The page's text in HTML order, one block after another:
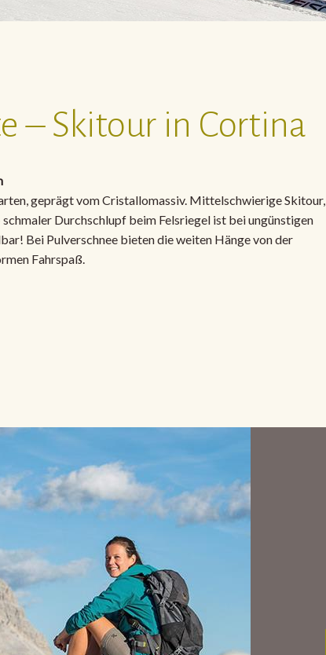
– Skitour in Cortina
geprägt vom Cristallomassiv. Mittelschwierige Skitour,
Durchschlupf beim Felsriegel ist bei ungünstigen
Bei Pulverschnee bieten die weiten Hänge von der
Fahrspaß.